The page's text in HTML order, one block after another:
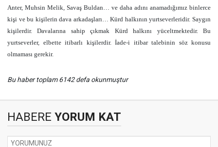
Anter, Muhsin Melik, Savaş Buldan… ve daha adını anamadığımız binlerce
kişi ve bu kişilerin dava arkadaşları… Kürd halkının yurtseverleridir. Saygın
kişilerdir. Davalarına sahip çıkmak Kürd halkını yüceltmektedir. Bu
yurtseverler, elbette itibarlı kişilerdir. İade-i itibar talebinin söz konusu
olmaması gerekir.
Bu haber toplam 6142 defa okunmuştur
HABERE YORUM KAT